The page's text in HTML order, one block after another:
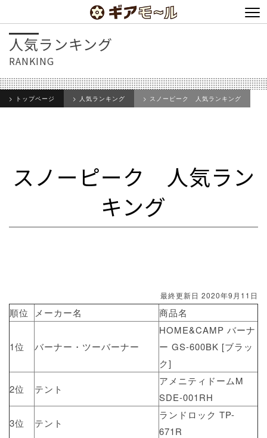
人気ランキング
RANKING
トップページ 人気ランキング スノーピーク 人気ランキング
スノーピーク 人気ラン
キング
最終更新日 2020年9月11日
順位 メーカー名 商品名
1位 バーナー・ツーバーナー
HOME&CAMP バーナ
ー GS-600BK [ブラッ
ク]
2位 テント
アメニティドームM
SDE-001RH
3位 テント
ランドロック TP-
671R